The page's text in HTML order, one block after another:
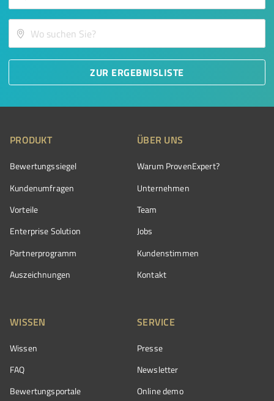
ZUR ERGEBNISLISTE
PRODUKT
Bewertungssiegel
Kundenumfragen
Vorteile
Enterprise Solution
Partnerprogramm
Auszeichnungen
ÜBER UNS
Warum ProvenExpert?
Unternehmen
Team
Jobs
Kundenstimmen
Kontakt
WISSEN
Wissen
FAQ
Bewertungsportale
SERVICE
Presse
Newsletter
Online demo